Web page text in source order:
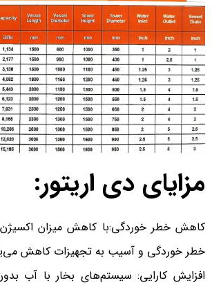
مزایای دی اریتور:
کاهش خطر خوردگی:با کاهش میزان
خطر خوردگی و آسیب به تجهیزات کاهش
افزایش کارایی: سیستم‌های بخار با آب